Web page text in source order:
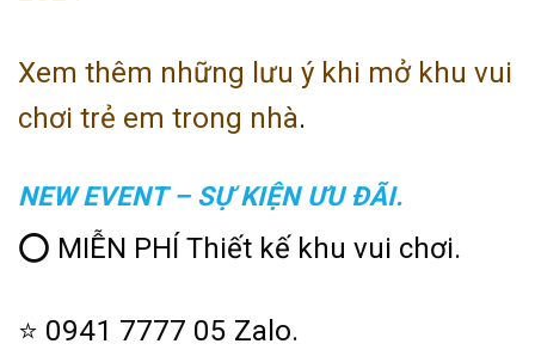
Xem thêm những lưu ý khi mở khu vui
chơi trẻ em trong nhà.
NEW EVENT – SỰ KIỆN ƯU ĐÃI.
⭕ MIỄN PHÍ Thiết kế khu vui chơi.
⭐ 0941 7777 05 Zalo.